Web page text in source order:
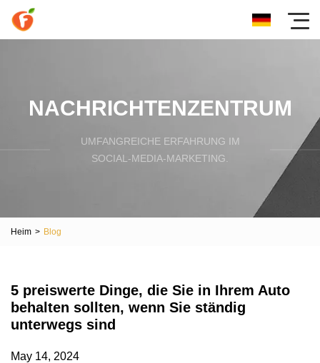
NACHRICHTENZENTRUM
UMFANGREICHE ERFAHRUNG IM
SOCIAL-MEDIA-MARKETING.
Heim > Blog
5 preiswerte Dinge, die Sie in Ihrem Auto
behalten sollten, wenn Sie ständig
unterwegs sind
May 14, 2024